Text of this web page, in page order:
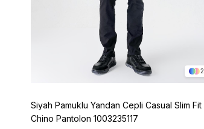
2
Siyah Pamuklu Yandan Cepli Casual Slim Fit
Chino Pantolon 1003235117